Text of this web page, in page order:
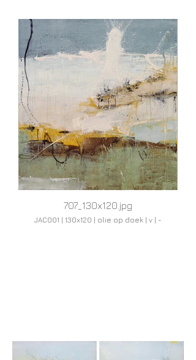
707_130x120.jpg
JAC001 | 130x120 | olie op doek | v | -